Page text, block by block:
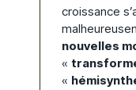
croissance
nouvelles
«
«